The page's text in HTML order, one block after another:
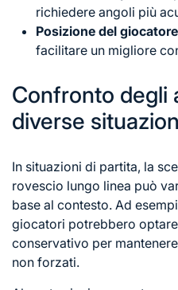
richiedere angoli più
Posizione del
facilitare un migliore
Confronto degli
diverse
In situazioni di partita, la
rovescio lungo linea può
base al contesto. Ad
giocatori potrebbero
conservativo per
non forzati.